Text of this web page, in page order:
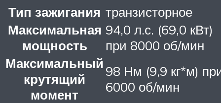
Тип зажигания транзисторное
Максимальная
мощность
94,0 л.с. (69,0 кВт)
при 8000 об/мин
Максимальный
крутящий
момент
98 Нм (9,9 кг*м)
6000 об/мин